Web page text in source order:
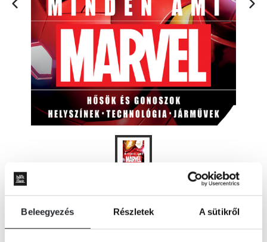
Beleegyezés Részletek A sütikről